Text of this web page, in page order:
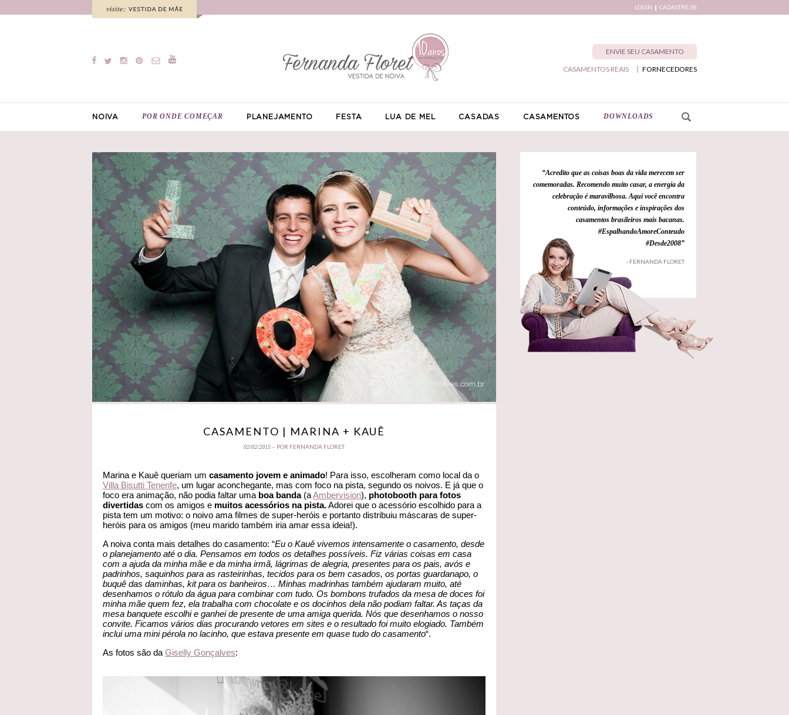
LOGIN CADASTRE-SE
ENVIE SEU CASAMENTO
FORNECEDORES
CASAMENTOS REAIS
NOIVA POR ONDE COMEÇAR PLANEJAMENTO FESTA LUA DE MEL CASADAS CASAMENTOS DOWNLOADS
CASAMENTO | MARINA + KAUÊ
02/02/2015 - POR FERNANDA FLORET
Marina e Kauê queriam um casamento jovem e animado! Para isso, escolheram como local da o
Villa Bisutti Tenerife, um lugar aconchegante, mas com foco na pista, segundo os noivos. E já que o
foco era animação, não podia faltar uma boa banda(aAmbervision), photobooth para fotos
divertidas com os amigos e muitos acessórios na pista.Adorei que o acessório escolhido para a
pista tem um motivo: o noivo ama filmes de super-heróis e portanto distribuiu máscaras de super-
heróis para os amigos (meu marido também iria amar essa ideia!).
A noiva conta mais detalhes do casamento: “Eu o Kauê vivemos intensamente o casamento, desde
o planejamento até o dia. Pensamos em todos os detalhes possíveis. Fiz várias coisas em casa
com a ajuda da minha mãe e da minha irmã, lágrimas de alegria, presentes para os pais, avós e
padrinhos, saquinhos para as rasteirinhas, tecidos para os bem casados, os portas guardanapo, o
buquê das daminhas, kit para os banheiros… Minhas madrinhas também ajudaram muito, até
desenhamos o rótulo da água para combinar com tudo. Os bombons trufados da mesa de doces foi
minha mãe quem fez, ela trabalha com chocolate e os docinhos dela não podiam faltar. As taças da
mesa banquete escolhi e ganhei de presente de uma amiga querida. Nós que desenhamos o nosso
convite. Ficamos vários dias procurando vetores em sites e o resultado foi muito elogiado. Também
inclui uma mini pérola no lacinho, que estava presente em quase tudo do casamento“.
As fotos são da Giselly Gonçalves:
“Acredito que as coisas boas da vida merecem ser
comemoradas. Recomendo muito casar, a energia da
celebração é maravilhosa. Aqui você encontra
conteúdo, informações e inspirações dos
casamentos brasileiros mais bacanas.
#EspalhandoAmoreConteudo
#Desde2008”
- FERNANDA FLORET